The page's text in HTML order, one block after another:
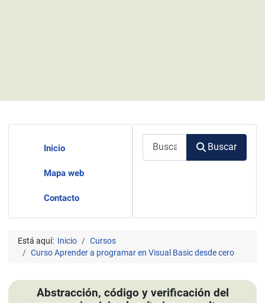
Inicio
Mapa web
Contacto
Buscar
Está aquí: Inicio
Cursos
Curso Aprender a programar en Visual Basic desde cero
Abstracción, código y verificación del